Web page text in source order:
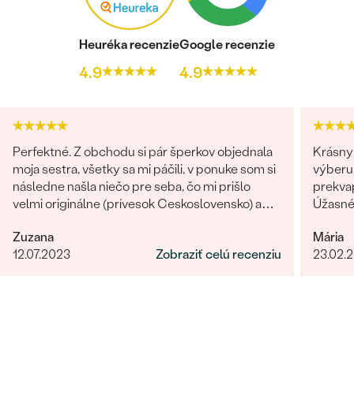
Heuréka recenzie
4.9
Google recenzie
4.9
Perfektné. Z obchodu si pár šperkov objednala
moja sestra, všetky sa mi páčili, v ponuke som si
následne našla niečo pre seba, čo mi prišlo
velmi originálne (prívesok Ceskoslovensko) a
komunikácia a doručenie tovaru na 1 s ⭐️.
Obchod a tovar odporúčam, kto hladá šperk,
Zuzana
12.07.2023
Zobraziť celú recenziu
výberu
Mária